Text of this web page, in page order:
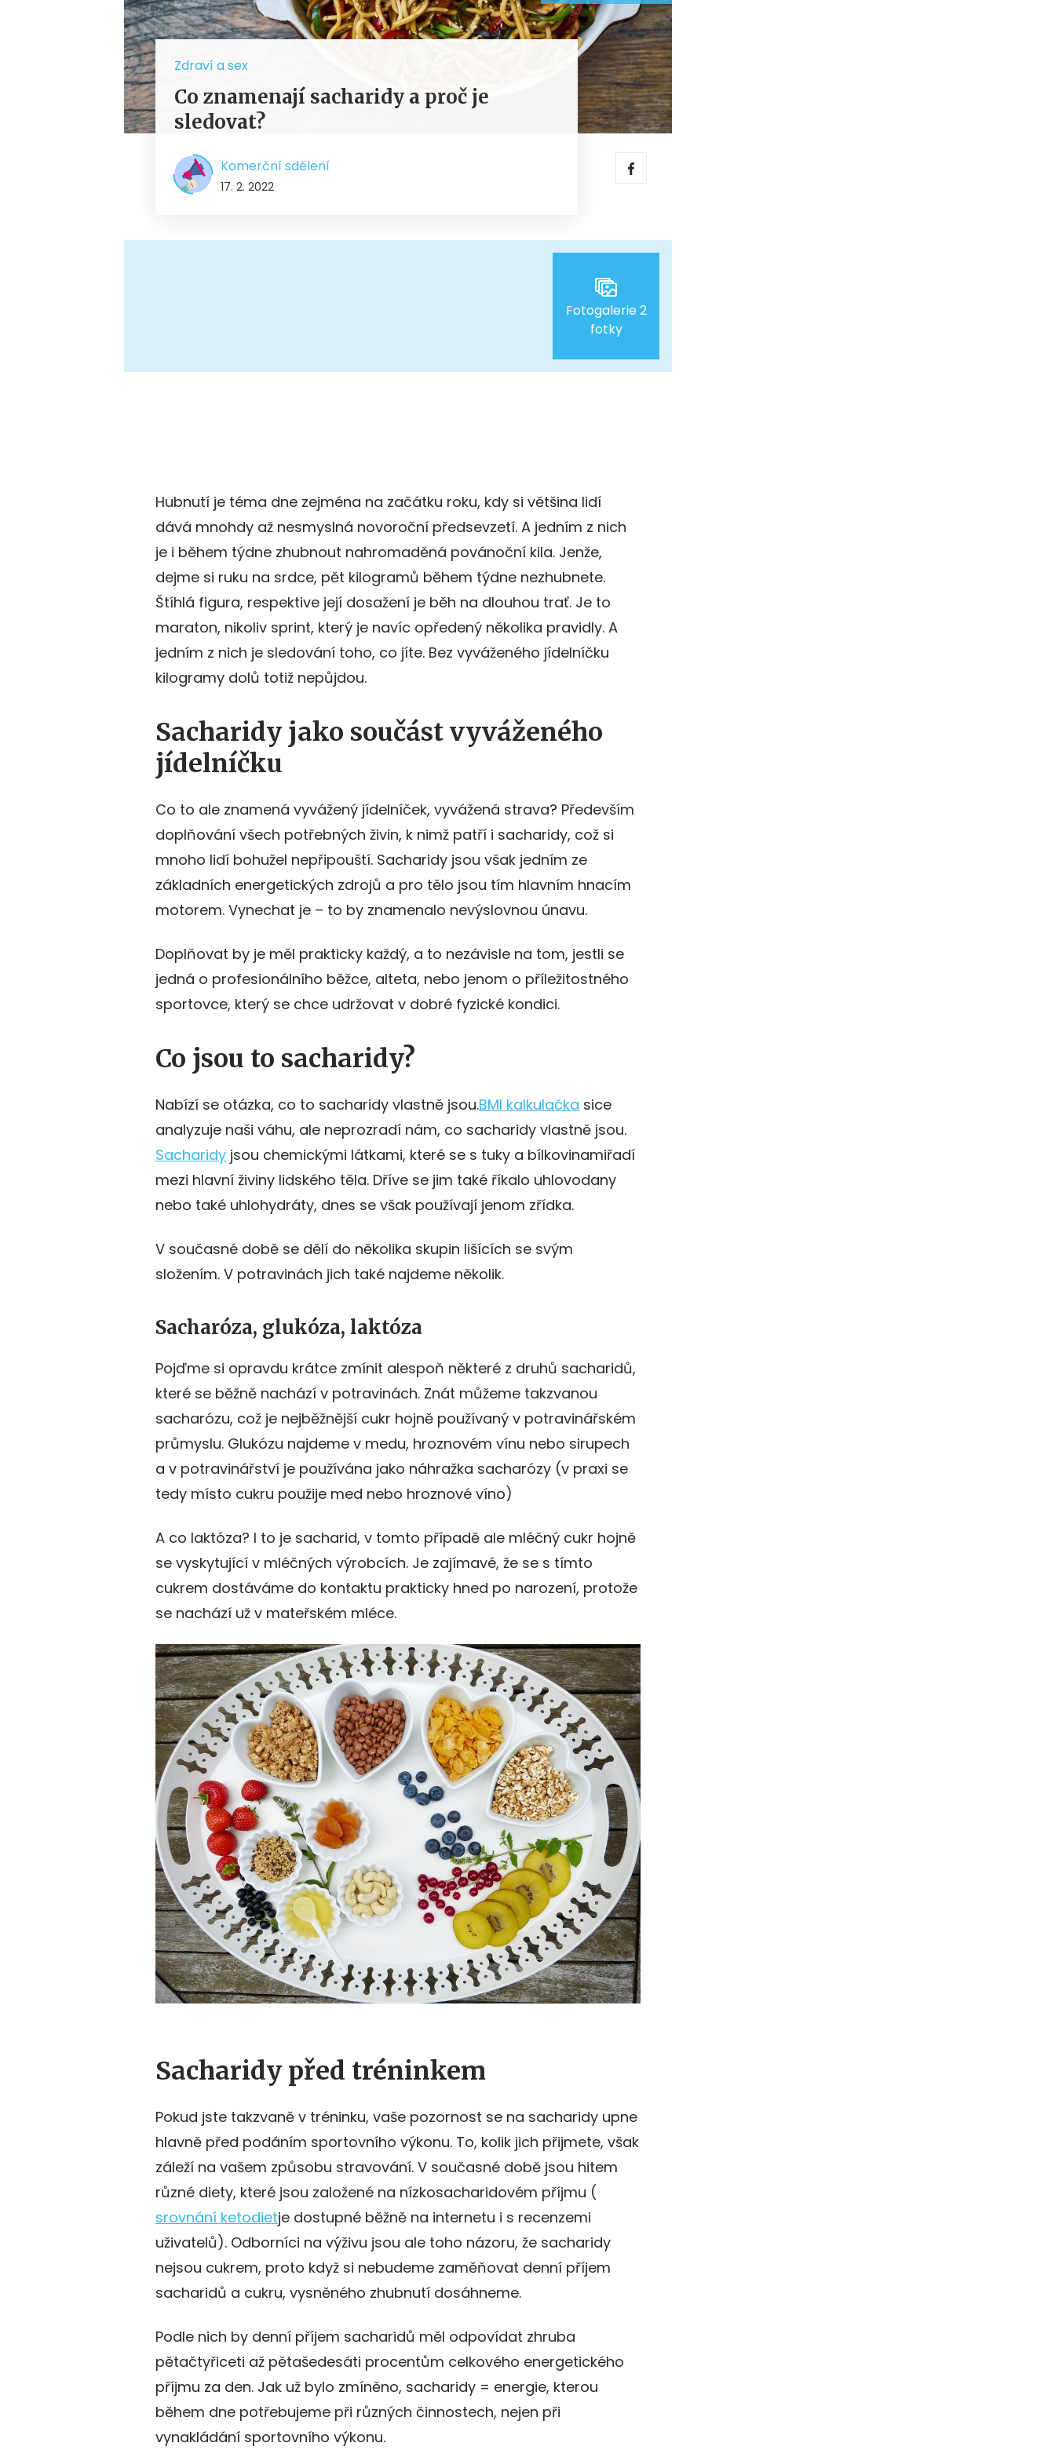
Zdraví a sex
Co znamenají sacharidy a proč je
sledovat?
Komerční sdělení
17. 2. 2022
Fotogalerie 2
fotky
Hubnutí je téma dne zejména na začátku roku, kdy si většina lidí
dává mnohdy až nesmyslná novoroční předsevzetí. A jedním z nich
je i během týdne zhubnout nahromaděná povánoční kila. Jenže,
dejme si ruku na srdce, pět kilogramů během týdne nezhubnete.
Štíhlá figura, respektive její dosažení je běh na dlouhou trať. Je to
maraton, nikoliv sprint, který je navíc opředený několika pravidly. A
jedním z nich je sledování toho, co jíte. Bez vyváženého jídelníčku
kilogramy dolů totiž nepůjdou.
Sacharidy jako součást vyváženého
jídelníčku
Co to ale znamená vyvážený jídelníček, vyvážená strava? Především
doplňování všech potřebných živin, k nimž patří i sacharidy, což si
mnoho lidí bohužel nepřipouští. Sacharidy jsou však jedním ze
základních energetických zdrojů a pro tělo jsou tím hlavním hnacím
motorem. Vynechat je – to by znamenalo nevýslovnou únavu.
Doplňovat by je měl prakticky každý, a to nezávisle na tom, jestli se
jedná o profesionálního běžce, alteta, nebo jenom o příležitostného
sportovce, který se chce udržovat v dobré fyzické kondici.
Co jsou to sacharidy?
Nabízí se otázka, co to sacharidy vlastně jsou.BMI kalkulačka sice
analyzuje naši váhu, ale neprozradí nám, co sacharidy vlastně jsou.
Sacharidy jsou chemickými látkami, které se s tuky a bílkovinamiřadí
mezi hlavní živiny lidského těla. Dříve se jim také říkalo uhlovodany
nebo také uhlohydráty, dnes se však používají jenom zřídka.
V současné době se dělí do několika skupin lišících se svým
složením. V potravinách jich také najdeme několik.
Sacharóza, glukóza, laktóza
Pojďme si opravdu krátce zmínit alespoň některé z druhů sacharidů,
které se běžně nachází v potravinách. Znát můžeme takzvanou
sacharózu, což je nejběžnější cukr hojně používaný v potravinářském
průmyslu. Glukózu najdeme v medu, hroznovém vínu nebo sirupech
a v potravinářství je používána jako náhražka sacharózy (v praxi se
tedy místo cukru použije med nebo hroznové víno)
A co laktóza? I to je sacharid, v tomto případě ale mléčný cukr hojně
se vyskytující v mléčných výrobcích. Je zajímavé, že se s tímto
cukrem dostáváme do kontaktu prakticky hned po narození, protože
se nachází už v mateřském mléce.
Sacharidy před tréninkem
Pokud jste takzvaně v tréninku, vaše pozornost se na sacharidy upne
hlavně před podáním sportovního výkonu. To, kolik jich přijmete, však
záleží na vašem způsobu stravování. V současné době jsou hitem
různé diety, které jsou založené na nízkosacharidovém příjmu (
srovnání ketodietje dostupné běžně na internetu i s recenzemi
uživatelů). Odborníci na výživu jsou ale toho názoru, že sacharidy
nejsou cukrem, proto když si nebudeme zaměňovat denní příjem
sacharidů a cukru, vysněného zhubnutí dosáhneme.
Podle nich by denní příjem sacharidů měl odpovídat zhruba
pětačtyřiceti až pětašedesáti procentům celkového energetického
příjmu za den. Jak už bylo zmíněno, sacharidy = energie, kterou
během dne potřebujeme při různých činnostech, nejen při
vynakládání sportovního výkonu.